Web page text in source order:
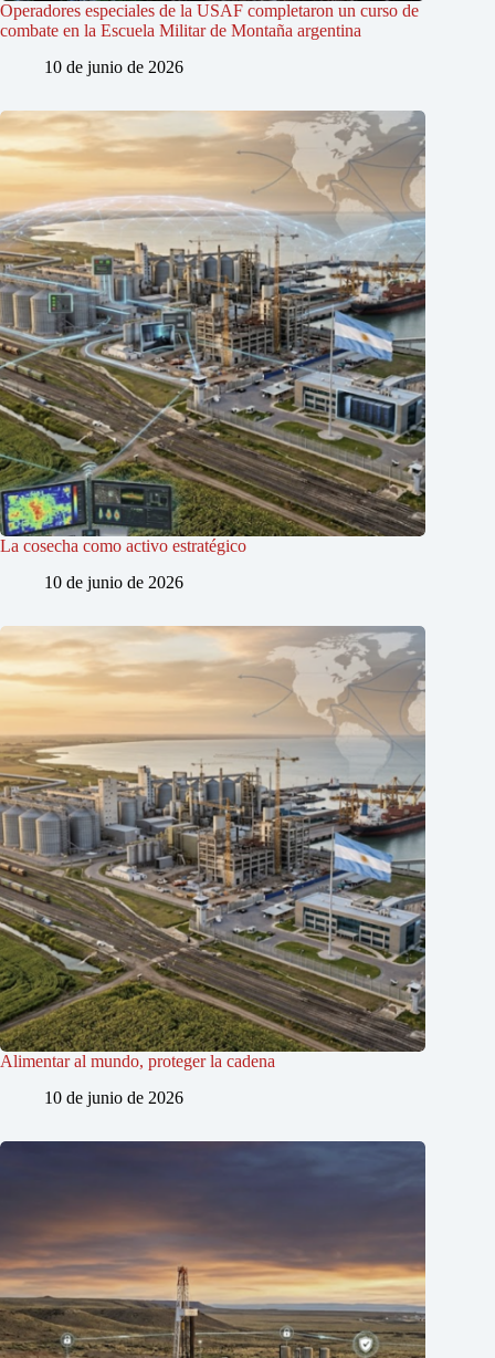
Operadores especiales de la USAF completaron un curso de
combate en la Escuela Militar de Montaña argentina
10 de junio de 2026
La cosecha como activo estratégico
10 de junio de 2026
Alimentar al mundo, proteger la cadena
10 de junio de 2026